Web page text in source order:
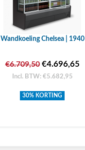
Wandkoeling Chelsea | 1940
€6.709,50€4.696,65
Incl. BTW: €5.682,95
30% KORTING